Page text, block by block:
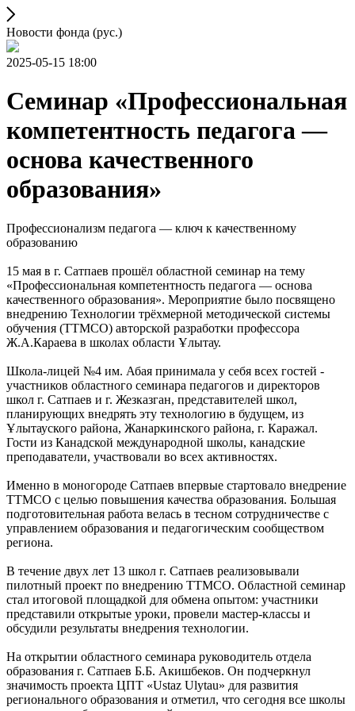
Новости фонда (рус.)
2025-05-15 18:00
Семинар «Профессиональная
компетентность педагога —
основа качественного
образования»
Профессионализм педагога — ключ к качественному
образованию
15 мая в г. Сатпаев прошёл областной семинар на тему
«Профессиональная компетентность педагога — основа
качественного образования». Мероприятие было посвящено
внедрению Технологии трёхмерной методической системы
обучения (ТТМСО) авторской разработки профессора
Ж.А.Караева в школах области Ұлытау.
Школа-лицей №4 им. Абая принимала у себя всех гостей -
участников областного семинара педагогов и директоров
школ г. Сатпаев и г. Жезказган, представителей школ,
планирующих внедрять эту технологию в будущем, из
Ұлытауского района, Жанаркинского района, г. Каражал.
Гости из Канадской международной школы, канадские
преподаватели, участвовали во всех активностях.
Именно в моногороде Сатпаев впервые стартовало внедрение
ТТМСО с целью повышения качества образования. Большая
подготовительная работа велась в тесном сотрудничестве с
управлением образования и педагогическим сообществом
региона.
В течение двух лет 13 школ г. Сатпаев реализовывали
пилотный проект по внедрению ТТМСО. Областной семинар
стал итоговой площадкой для обмена опытом: участники
представили открытые уроки, провели мастер-классы и
обсудили результаты внедрения технологии.
На открытии областного семинара руководитель отдела
образования г. Сатпаев Б.Б. Акишбеков. Он подчеркнул
значимость проекта ЦПТ «Ustaz Ulytau» для развития
регионального образования и отметил, что сегодня все школы